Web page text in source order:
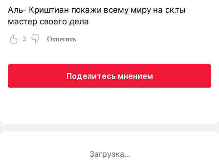
Аль- Криштиан покажи всему миру на ск.ты
мастер своего дела
2 Ответить
Поделитесь мнением
Загрузка...